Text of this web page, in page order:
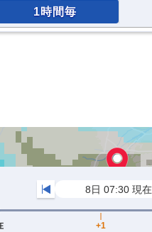
1時間毎